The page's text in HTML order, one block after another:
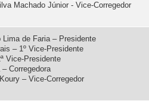
Machado Júnior - Vice-Corregedor
Lima de Faria – Presidente
– 1º Vice-Presidente
Vice-Presidente
Corregedora
– Vice-Corregedor